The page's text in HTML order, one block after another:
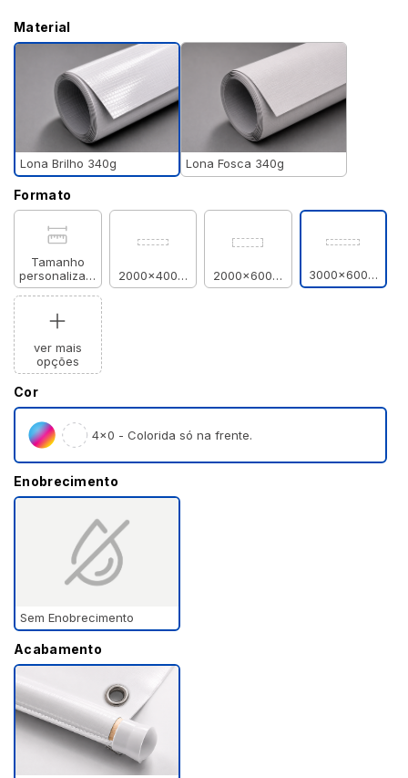
Material
Lona Brilho 340g Lona Fosca 340g
Formato
Tamanho
personalizado
2000x400mm 2000x600mm 3000x600mm
ver mais
opções
Cor
4×0 - Colorida só na frente.
Enobrecimento
Sem Enobrecimento
Acabamento